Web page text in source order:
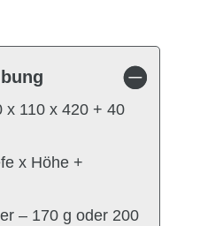
x 110 x 420 + 40
x Höhe +
– 170 g oder 200